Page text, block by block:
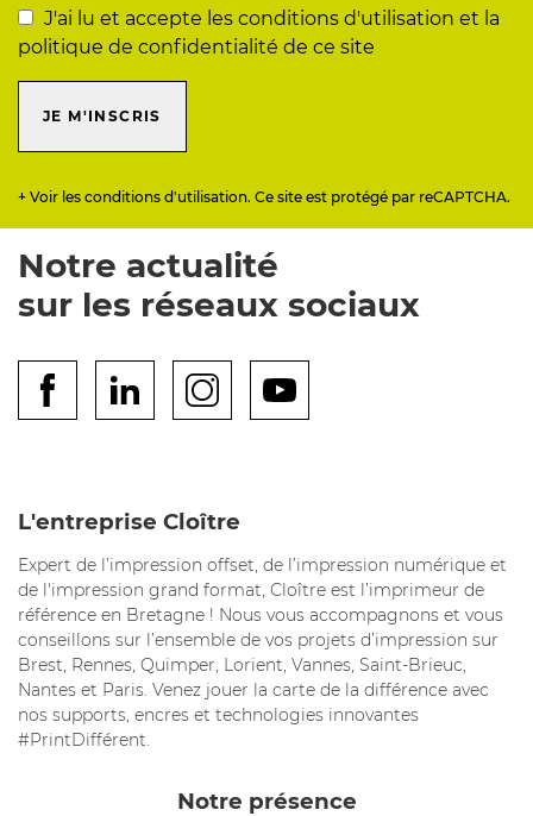
J'ai lu et accepte les conditions d'utilisation et la
politique de confidentialité de ce site
JE M'INSCRIS
+ Voir les conditions d'utilisation. Ce site est protégé par reCAPTCHA.
Notre actualité
sur les réseaux sociaux
L'entreprise Cloître
Expert de l’impression offset, de l’impression numérique et
de l'impression grand format, Cloître est l’imprimeur de
référence en Bretagne ! Nous vous accompagnons et vous
conseillons sur l’ensemble de vos projets d’impression sur
Brest, Rennes, Quimper, Lorient, Vannes, Saint-Brieuc,
Nantes et Paris. Venez jouer la carte de la différence avec
nos supports, encres et technologies innovantes
#PrintDifférent.
Notre présence